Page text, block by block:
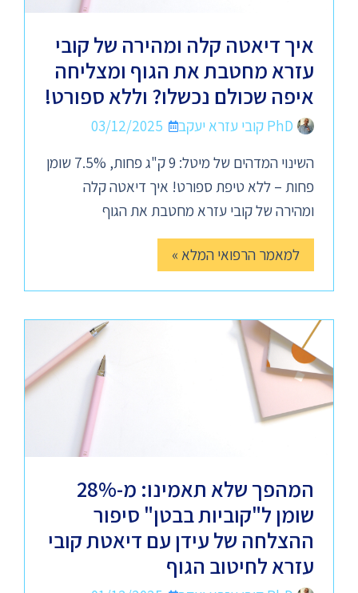
איך דיאטה קלה ומהירה של קובי
עזרא מחטבת את הגוף ומצליחה
איפה שכולם נכשלו? וללא ספורט!
PhD קובי עזרא יעקב
03/12/2025
השינוי המדהים של מיטל: 9 ק"ג פחות, 7.5% שומן
פחות – ללא טיפת ספורט! איך דיאטה קלה
ומהירה של קובי עזרא מחטבת את הגוף
למאמר הרפואי המלא »
המהפך שלא תאמינו: מ-28%
שומן ל"קוביות בבטן" סיפור
ההצלחה של עידן עם דיאטת קובי
עזרא לחיטוב הגוף